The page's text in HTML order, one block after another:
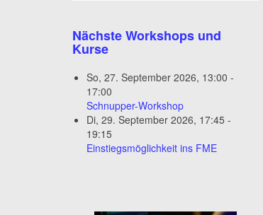
Nächste Workshops und
Kurse
So, 27. September 2026, 13:00 -
17:00
Schnupper-Workshop
Di, 29. September 2026, 17:45 -
19:15
Einstiegsmöglichkeit ins FME